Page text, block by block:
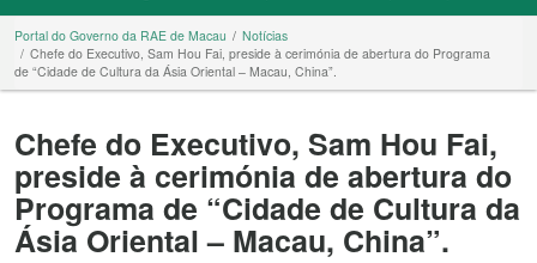
Portal do Governo da RAE de Macau
Notícias
Chefe do Executivo, Sam Hou Fai, preside à cerimónia de abertura do Programa
de “Cidade de Cultura da Ásia Oriental – Macau, China”.
Chefe do Executivo, Sam Hou Fai,
preside à cerimónia de abertura do
Programa de “Cidade de Cultura da
Ásia Oriental – Macau, China”.